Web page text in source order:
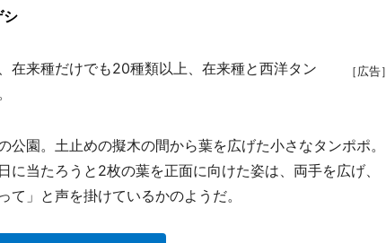
シ
［広告］
来種だけでも20種類以上、在来種と西洋タン
園。土止めの擬木の間から葉を広げた小さなタンポポ。
当たろうと2枚の葉を正面に向けた姿は、両手を広げ、
」と声を掛けているかのようだ。